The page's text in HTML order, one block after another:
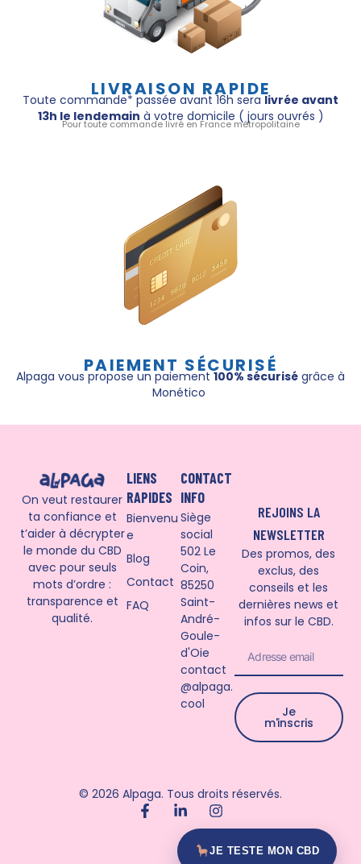
LIVRAISON RAPIDE
Toute commande* passée avant 16h sera livrée avant
13h le lendemain à votre domicile ( jours ouvrés )
Pour toute commande livré en France métropolitaine
PAIEMENT SÉCURISÉ
Alpaga vous propose un paiement 100% sécurisé grâce à
Monético
On veut restaurer
ta confiance et
t’aider à décrypter
le monde du CBD
avec pour seuls
mots d’ordre :
transparence et
qualité.
JE TESTE MON CBD
LIENS
RAPIDES
Bienvenu
e
Blog
Contact
FAQ
CONTACT
INFO
Siège
social
502 Le
Coin,
85250
Saint-
André-
Goule-
d'Oie
contact
@alpaga.
cool
REJOINS LA
NEWSLETTER
Des promos, des
exclus, des
conseils et les
dernières news et
infos sur le CBD.
Je
m'inscris
© 2026 Alpaga. Tous droits réservés.